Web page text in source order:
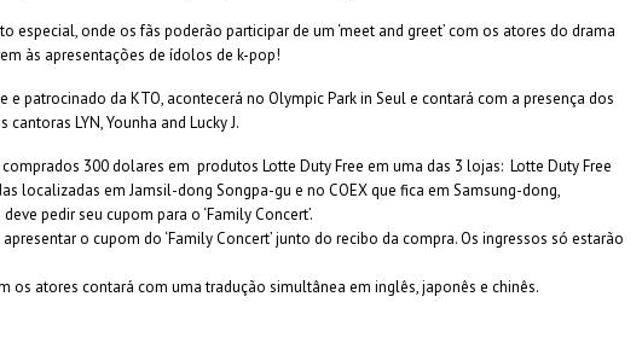
especial, onde os fãs poderão participar de um ‘meet and greet’ com os atores do drama
às apresentações de ídolos de k-pop!
e patrocinado da KTO, acontecerá no Olympic Park in Seul e contará com a presença dos
LYN, Younha and Lucky J.
300 dolares em produtos Lotte Duty Free em uma das 3 lojas: Lotte Duty Free
localizadas em Jamsil-dong Songpa-gu e no COEX que fica em Samsung-dong,
pedir seu cupom para o ‘Family Concert’.
o cupom do ‘Family Concert’ junto do recibo da compra. Os ingressos só estarão
os atores contará com uma tradução simultânea em inglês, japonês e chinês.